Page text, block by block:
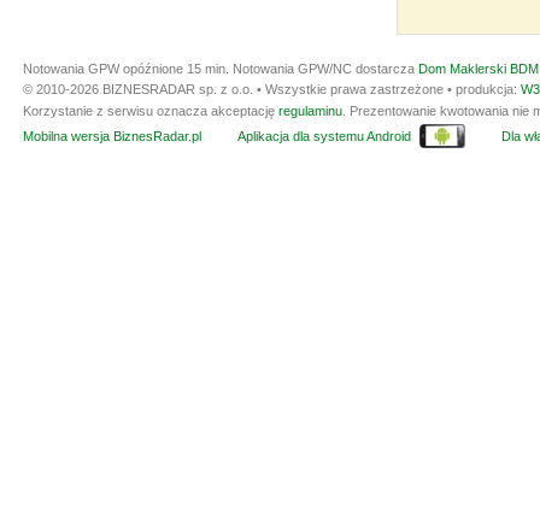
Notowania GPW opóźnione 15 min. Notowania GPW/NC dostarcza Dom Maklerski
© 2010-2026 BIZNESRADAR sp. z o.o. • Wszystkie prawa zastrzeżone • produkcja:
Korzystanie z serwisu oznacza akceptację regulaminu . Prezentowanie kwotowania
Mobilna wersja BiznesRadar.pl
Aplikacja dla systemu Android Dla